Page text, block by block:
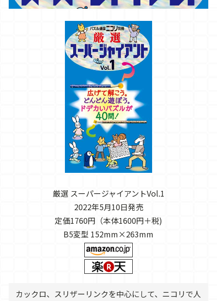
厳選 スーパージャイアントVol.1
2022年5月10日発売
定価1760円（本体1600円＋税)
B5変型 152mm×263mm
カックロ、スリザーリンクを中心にして、ニコリで人